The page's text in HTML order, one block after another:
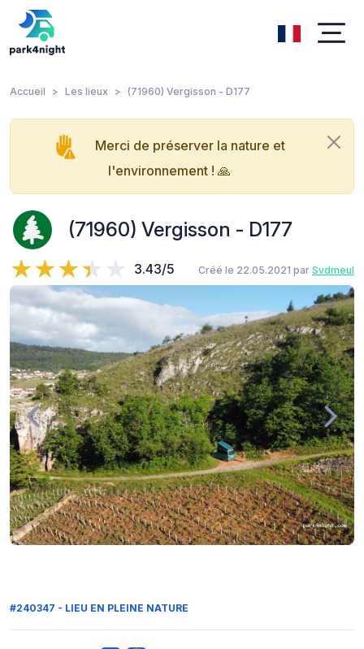
Accueil Les lieux (71960) Vergisson - D177
Merci de préserver la nature et
l'environnement ! 🙏
(71960) Vergisson - D177
3.43/5 Créé le 22.05.2021 par Svdmeul
#240347 - LIEU EN PLEINE NATURE